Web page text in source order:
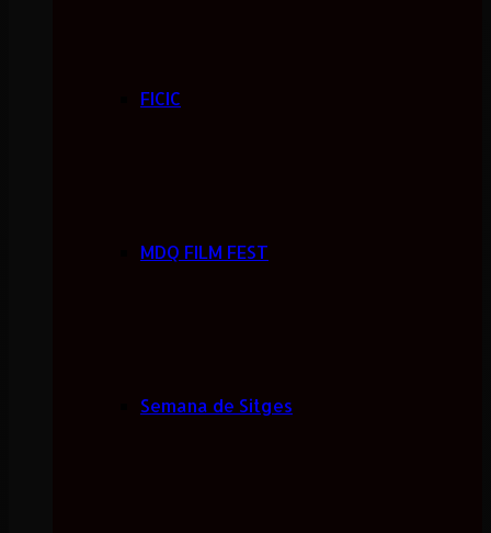
FICIC
MDQ FILM FEST
Semana de Sitges